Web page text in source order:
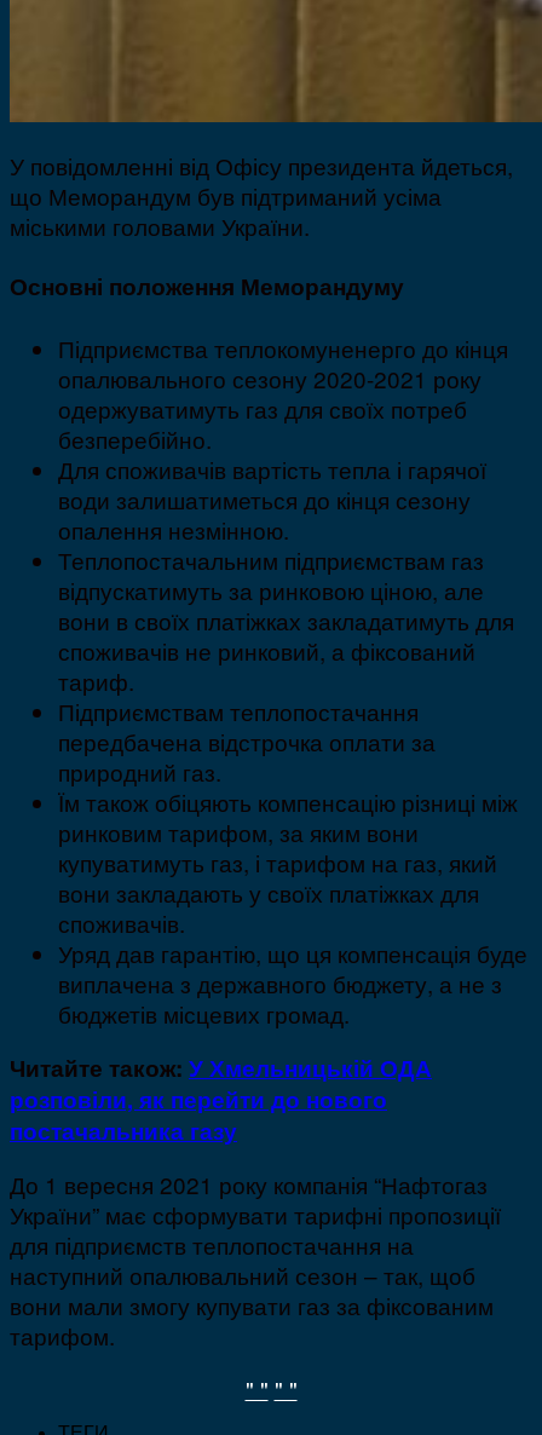
У повідомленні від Офісу президента йдеться,
що Меморандум був підтриманий усіма
міськими головами України.
Основні положення Меморандуму
Підприємства теплокомуненерго до кінця
опалювального сезону 2020-2021 року
одержуватимуть газ для своїх потреб
безперебійно.
Для споживачів вартість тепла і гарячої
води залишатиметься до кінця сезону
опалення незмінною.
Теплопостачальним підприємствам газ
відпускатимуть за ринковою ціною, але
вони в своїх платіжках закладатимуть для
споживачів не ринковий, а фіксований
тариф.
Підприємствам теплопостачання
передбачена відстрочка оплати за
природний газ.
Їм також обіцяють компенсацію різниці між
ринковим тарифом, за яким вони
купуватимуть газ, і тарифом на газ, який
вони закладають у своїх платіжках для
споживачів.
Уряд дав гарантію, що ця компенсація буде
виплачена з державного бюджету, а не з
бюджетів місцевих громад.
Читайте також: У Хмельницькій ОДА
розповіли, як перейти до нового
постачальника газу
До 1 вересня 2021 року компанія “Нафтогаз
України” має сформувати тарифні пропозиції
для підприємств теплопостачання на
наступний опалювальний сезон – так, щоб
вони мали змогу купувати газ за фіксованим
тарифом.
" " " "